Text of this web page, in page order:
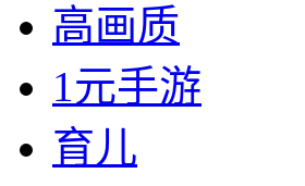
高画质
1元手游
育儿